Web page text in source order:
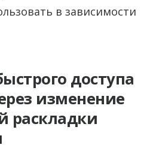
в зависимости
доступа
изменение
раскладки